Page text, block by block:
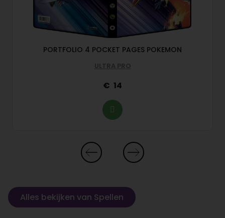
PORTFOLIO 4 POCKET PAGES POKEMON
ULTRA PRO
14
Alles bekijken van Spellen